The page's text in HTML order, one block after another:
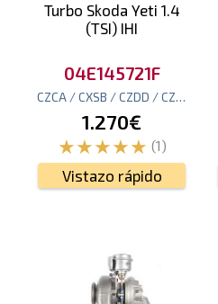
Turbo Skoda Yeti 1.4
(TSI) IHI
04E145721F
CZCA / CXSB / CZDD / CZDB
1.270€
(1)
Vistazo rápido